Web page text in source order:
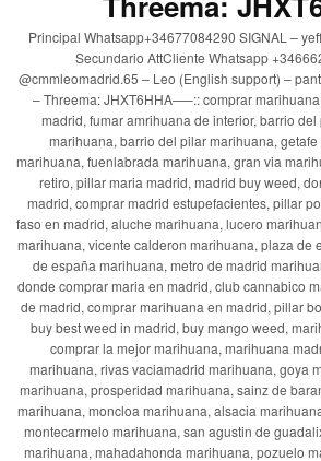
Principal Whatsapp+34677084290 SIGNAL –
Secundario AttCliente Whatsapp
@cmmleomadrid.65 – Leo (English support) –
– Threema: JHXT6HHA—–:: comprar
madrid, fumar amrihuana de interior, barrio
marihuana, barrio del pilar marihuana,
marihuana, fuenlabrada marihuana, gran via
retiro, pillar maria madrid, madrid buy weed,
madrid, comprar madrid estupefacientes, pillar
faso en madrid, aluche marihuana, lucero
marihuana, vicente calderon marihuana, plaza de
de españa marihuana, metro de madrid
donde comprar maria en madrid, club cannabico
de madrid, comprar marihuana en madrid, pillar
buy best weed in madrid, buy mango weed,
comprar la mejor marihuana, marihuana
marihuana, rivas vaciamadrid marihuana, goya
marihuana, prosperidad marihuana, sainz de
marihuana, moncloa marihuana, alsacia
montecarmelo marihuana, san agustin de
marihuana, mahadahonda marihuana, pozuelo